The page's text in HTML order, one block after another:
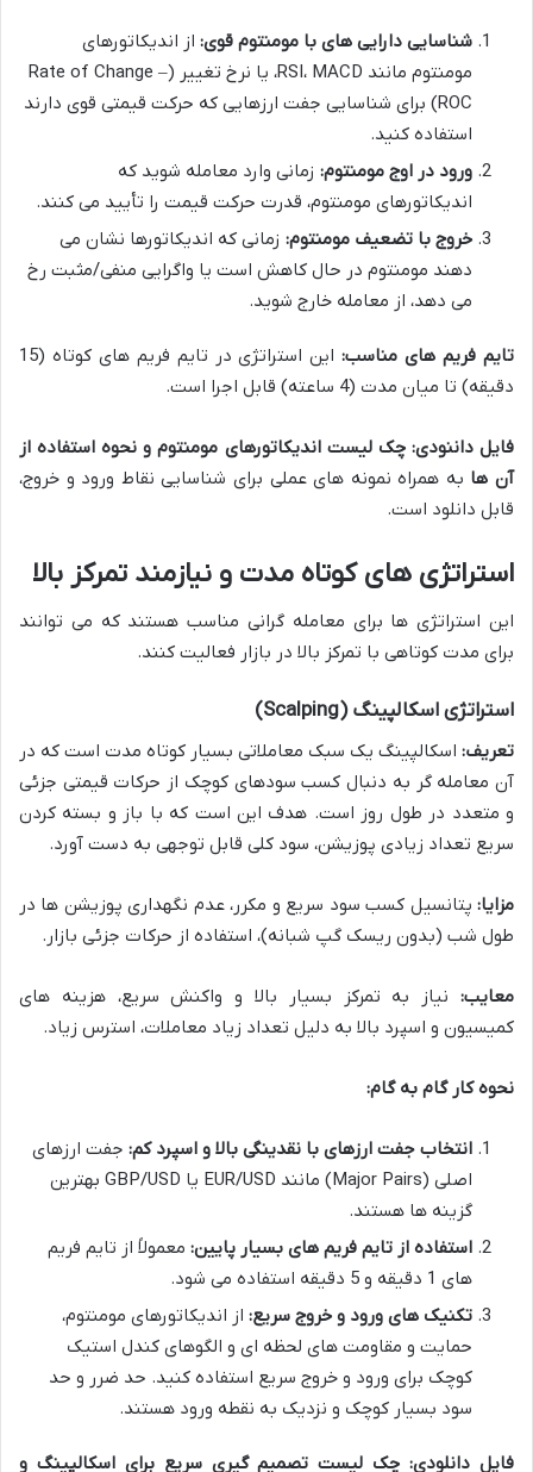
شناسایی دارایی های با مومنتوم قوی: از اندیکاتورهای
مومنتوم مانند RSI، MACD، یا نرخ تغییر (Rate of Change –
ROC) برای شناسایی جفت ارزهایی که حرکت قیمتی قوی دارند
استفاده کنید.
ورود در اوج مومنتوم: زمانی وارد معامله شوید که
اندیکاتورهای مومنتوم، قدرت حرکت قیمت را تأیید می کنند.
خروج با تضعیف مومنتوم: زمانی که اندیکاتورها نشان می
دهند مومنتوم در حال کاهش است یا واگرایی منفی/مثبت رخ
می دهد، از معامله خارج شوید.
تایم فریم های مناسب:
این استراتژی در تایم فریم های کوتاه (15
دقیقه) تا میان مدت (4 ساعته) قابل اجرا است.
فایل داننودی: چک لیست اندیکاتورهای مومنتوم و نحوه استفاده از
آن ها به همراه نمونه های عملی برای شناسایی نقاط ورود و خروج،
قابل دانلود است.
استراتژی های کوتاه مدت و نیازمند تمرکز بالا
این استراتژی ها برای معامله گرانی مناسب هستند که می توانند
برای مدت کوتاهی با تمرکز بالا در بازار فعالیت کنند.
استراتژی اسکالپینگ (Scalping)
تعریف: اسکالپینگ یک سبک معاملاتی بسیار کوتاه مدت است که در
آن معامله گر به دنبال کسب سودهای کوچک از حرکات قیمتی جزئی
و متعدد در طول روز است. هدف این است که با باز و بسته کردن
سریع تعداد زیادی پوزیشن، سود کلی قابل توجهی به دست آورد.
مزایا: پتانسیل کسب سود سریع و مکرر، عدم نگهداری پوزیشن ها در
طول شب (بدون ریسک گپ شبانه)، استفاده از حرکات جزئی بازار.
معایب: نیاز به تمرکز بسیار بالا و واکنش سریع، هزینه های
کمیسیون و اسپرد بالا به دلیل تعداد زیاد معاملات، استرس زیاد.
نحوه کار گام به گام:
انتخاب جفت ارزهای با نقدینگی بالا و اسپرد کم: جفت ارزهای
اصلی (Major Pairs) مانند EUR/USD یا GBP/USD بهترین
گزینه ها هستند.
استفاده از تایم فریم های بسیار پایین: معمولاً از تایم فریم
های 1 دقیقه و 5 دقیقه استفاده می شود.
تکنیک های ورود و خروج سریع: از اندیکاتورهای مومنتوم،
حمایت و مقاومت های لحظه ای و الگوهای کندل استیک
کوچک برای ورود و خروج سریع استفاده کنید. حد ضرر و حد
سود بسیار کوچک و نزدیک به نقطه ورود هستند.
فایل دانلودی: چک لیست تصمیم گیری سریع برای اسکالپینگ و